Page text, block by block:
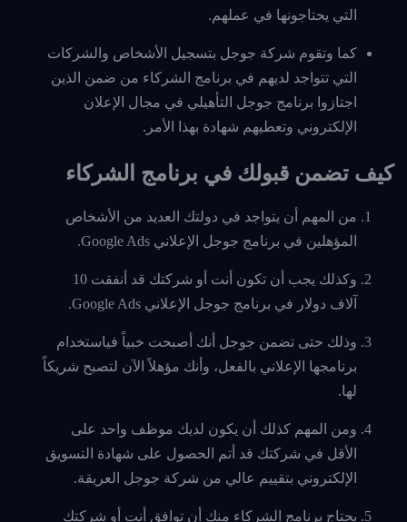
التي يحتاجونها في عملهم.
كما وتقوم شركة جوجل بتسجيل الأشخاص والشركات
التي تتواجد لديهم في برنامج الشركاء من ضمن الذين
اجتازوا برنامج جوجل التأهيلي في مجال الإعلان
الإلكتروني وتعطيهم شهادة بهذا الأمر.
كيف تضمن قبولك في برنامج الشركاء
من المهم أن يتواجد في دولتك العديد من الأشخاص
المؤهلين في برنامج جوجل الإعلاني Google Ads.
وكذلك يجب أن تكون أنت أو شركتك قد أنفقت 10
آلاف دولار في برنامج جوجل الإعلاني Google Ads.
وذلك حتى تضمن جوجل أنك أصبحت خبياً فياستخدام
برنامجها الإعلاني بالفعل، وأنك مؤهلاً الآن لتصبح شريكاً
لها.
ومن المهم كذلك أن يكون لديك موظف واحد على
الأقل في شركتك قد أتم الحصول على شهادة التسويق
الإلكتروني بتقييم عالي من شركة جوجل العريقة.
يحتاج برنامج الشركاء منك أن توافق أنت أو شركتك